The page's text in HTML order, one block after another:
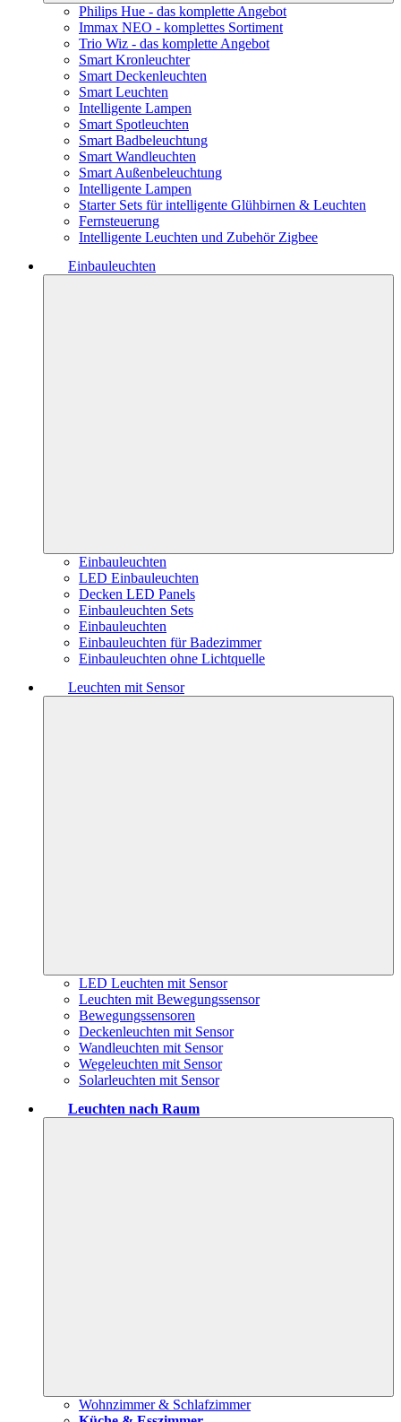
Philips Hue - das komplette Angebot
Immax NEO - komplettes Sortiment
Trio Wiz - das komplette Angebot
Smart Kronleuchter
Smart Deckenleuchten
Smart Leuchten
Intelligente Lampen
Smart Spotleuchten
Smart Badbeleuchtung
Smart Wandleuchten
Smart Außenbeleuchtung
Intelligente Lampen
Starter Sets für intelligente Glühbirnen & Leuchten
Fernsteuerung
Intelligente Leuchten und Zubehör Zigbee
Einbauleuchten
Einbauleuchten
LED Einbauleuchten
Decken LED Panels
Einbauleuchten Sets
Einbauleuchten
Einbauleuchten für Badezimmer
Einbauleuchten ohne Lichtquelle
Leuchten mit Sensor
LED Leuchten mit Sensor
Leuchten mit Bewegungssensor
Bewegungssensoren
Deckenleuchten mit Sensor
Wandleuchten mit Sensor
Wegeleuchten mit Sensor
Solarleuchten mit Sensor
Leuchten nach Raum
Wohnzimmer & Schlafzimmer